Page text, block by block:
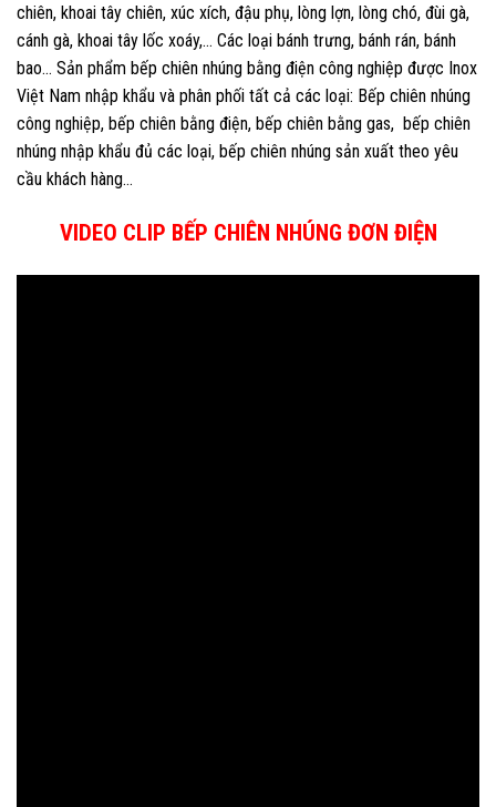
chiên, khoai tây chiên, xúc xích, đậu phụ, lòng lợn, lòng chó, đùi gà,
cánh gà, khoai tây lốc xoáy,… Các loại bánh trưng, bánh rán, bánh
bao… Sản phẩm bếp chiên nhúng bằng điện công nghiệp được Inox
Việt Nam nhập khẩu và phân phối tất cả các loại: Bếp chiên nhúng
công nghiệp, bếp chiên bằng điện, bếp chiên bằng gas, bếp chiên
nhúng nhập khẩu đủ các loại, bếp chiên nhúng sản xuất theo yêu
cầu khách hàng…
VIDEO CLIP BẾP CHIÊN NHÚNG ĐƠN ĐIỆN